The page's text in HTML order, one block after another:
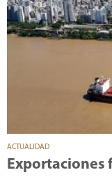
ACTUALIDAD
Exportaciones